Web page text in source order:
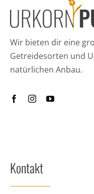
Wir bieten dir eine
Getreidesorten und
natürlichen Anbau.
Kontakt